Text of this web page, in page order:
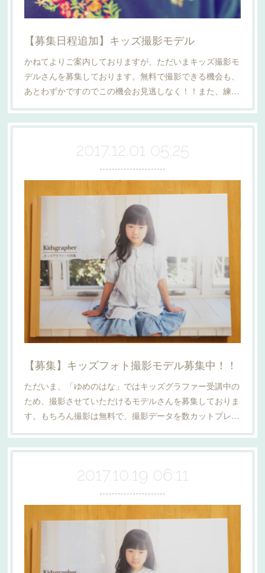
【募集日程追加】キッズ撮影モデル
かねてよりご案内しておりますが、ただいまキッズ撮影モ
デルさんを募集しております。無料で撮影できる機会も、
あとわずかですのでこの機会お見逃しなく！！また、練…
2017.12.01 05:25
【募集】キッズフォト撮影モデル募集中！！
ただいま、「ゆめのはな」ではキッズグラファー受講中の
ため、撮影させていただけるモデルさんを募集しておりま
す。もちろん撮影は無料で、撮影データを数カットプレ…
2017.10.19 06:11